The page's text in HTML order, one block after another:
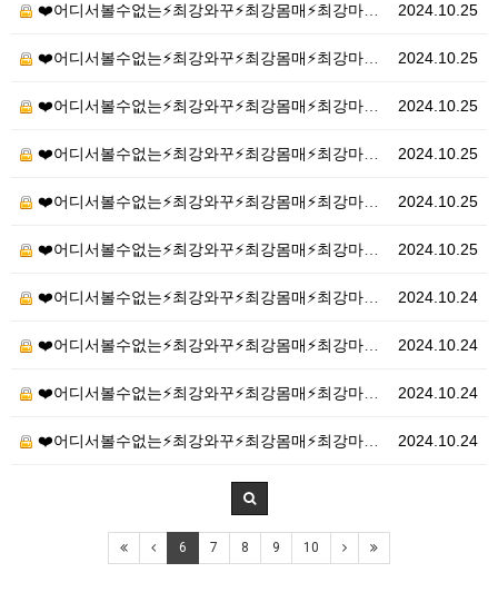
2024.10.25
❤️어디서볼수없는⚡최강와꾸⚡최강몸매⚡최강마인드⚡❤️20…
2024.10.25
❤️어디서볼수없는⚡최강와꾸⚡최강몸매⚡최강마인드⚡❤️20…
2024.10.25
❤️어디서볼수없는⚡최강와꾸⚡최강몸매⚡최강마인드⚡❤️20…
2024.10.25
❤️어디서볼수없는⚡최강와꾸⚡최강몸매⚡최강마인드⚡❤️20…
2024.10.25
❤️어디서볼수없는⚡최강와꾸⚡최강몸매⚡최강마인드⚡❤️20…
2024.10.25
❤️어디서볼수없는⚡최강와꾸⚡최강몸매⚡최강마인드⚡❤️20…
2024.10.24
❤️어디서볼수없는⚡최강와꾸⚡최강몸매⚡최강마인드⚡❤️20…
2024.10.24
❤️어디서볼수없는⚡최강와꾸⚡최강몸매⚡최강마인드⚡❤️20…
2024.10.24
❤️어디서볼수없는⚡최강와꾸⚡최강몸매⚡최강마인드⚡❤️20…
2024.10.24
❤️어디서볼수없는⚡최강와꾸⚡최강몸매⚡최강마인드⚡❤️20…
6 7 8 9 10